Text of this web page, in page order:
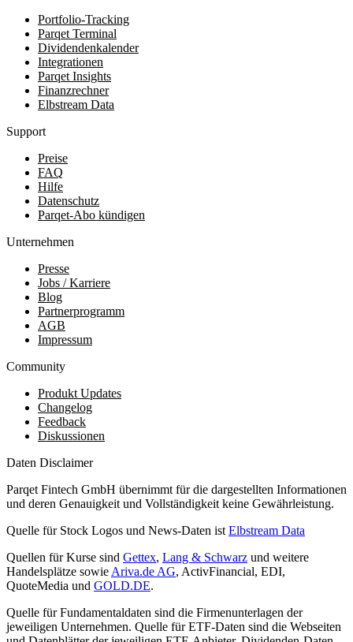
Portfolio-Tracking
Parqet Terminal
Dividendenkalender
Integrationen
Parqet Insights
Finanzrechner
Elbstream Data
Support
Preise
FAQ
Hilfe
Datenschutz
Parqet-Abo kündigen
Unternehmen
Presse
Jobs / Karriere
Blog
Partnerprogramm
AGB
Impressum
Community
Produkt Updates
Changelog
Feedback
Diskussionen
Daten Disclaimer
Parqet Fintech GmbH übernimmt für die dargestellten Informationen
und deren Genauigkeit und Vollständigkeit keine Gewährleistung.
Quelle für Stock Logos und News-Daten ist Elbstream Data
Quellen für Kurse sind Gettex, Lang & Schwarz und weitere
Handelsplätze sowie Ariva.de AG, ActivFinancial, EDI,
QuoteMedia und GOLD.DE.
Quelle für Fundamentaldaten sind die Firmenunterlagen der
jeweiligen Unternehmen. Quelle für ETF-Daten sind die Webseiten